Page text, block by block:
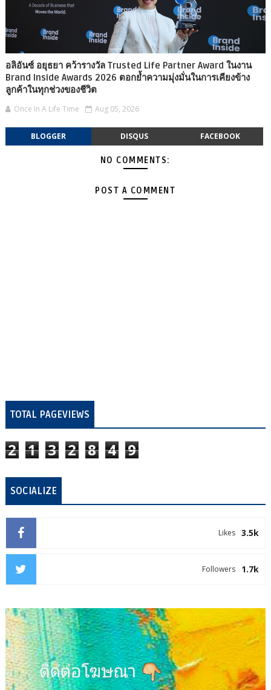
อลิอันซ์ อยุธยา คว้ารางวัล Trusted Life Partner Award ในงาน
Brand Inside Awards 2026 ตอกย้ำความมุ่งมั่นในการเคียงข้าง
ลูกค้าในทุกช่วงของชีวิต
Once In A Life Time Aug 05, 2026
BLOGGER DISQUS FACEBOOK
NO COMMENTS:
POST A COMMENT
TOTAL PAGEVIEWS
2 1 3 2 8 4 9
SOCIALIZE
3.5k
Likes
1.7k
Followers